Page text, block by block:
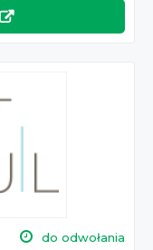
do odwołania